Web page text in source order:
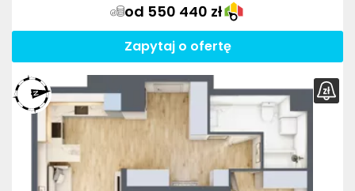
od 550 440 zł
Zapytaj o ofertę